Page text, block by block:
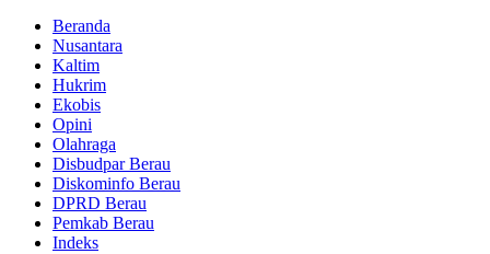
Beranda
Nusantara
Kaltim
Hukrim
Ekobis
Opini
Olahraga
Disbudpar Berau
Diskominfo Berau
DPRD Berau
Pemkab Berau
Indeks